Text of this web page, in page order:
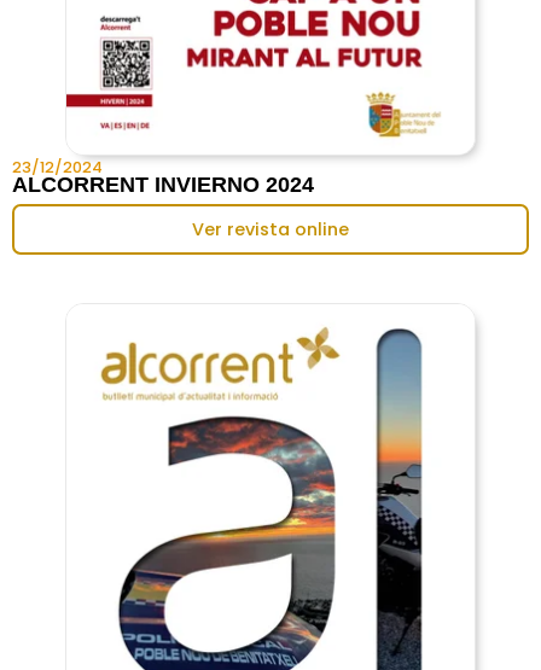
23/12/2024
ALCORRENT INVIERNO 2024
Ver revista online